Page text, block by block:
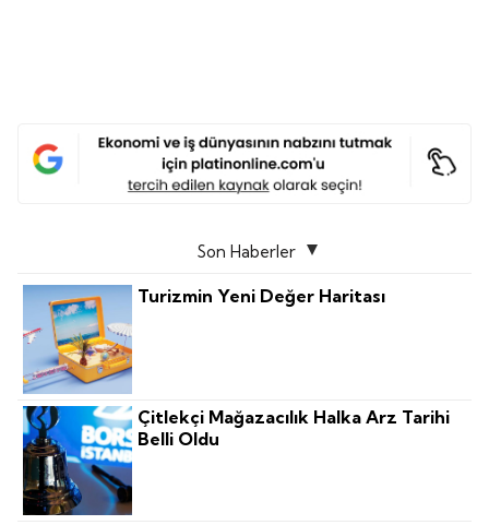
Son Haberler
Turizmin Yeni Değer Haritası
Çitlekçi Mağazacılık Halka Arz Tarihi
Belli Oldu